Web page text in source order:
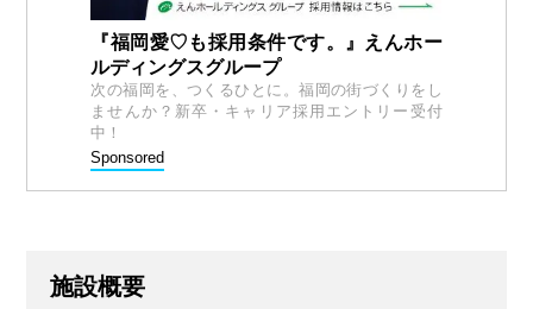
『福岡愛♡も採用条件です。』えんホー
ルディングスグループ
次の福岡を、つくるひとに。福岡の街づくりをし
ませんか？新卒・キャリア採用エントリー受付
中！
Sponsored
施設概要